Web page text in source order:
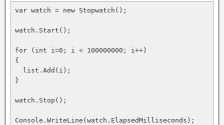
var watch = new Stopwatch();
watch.Start();
for (int i=0; i < 100000000; i++)
{
  list.Add(i);
}
watch.Stop();
Console.WriteLine(watch.ElapsedMilliseconds);